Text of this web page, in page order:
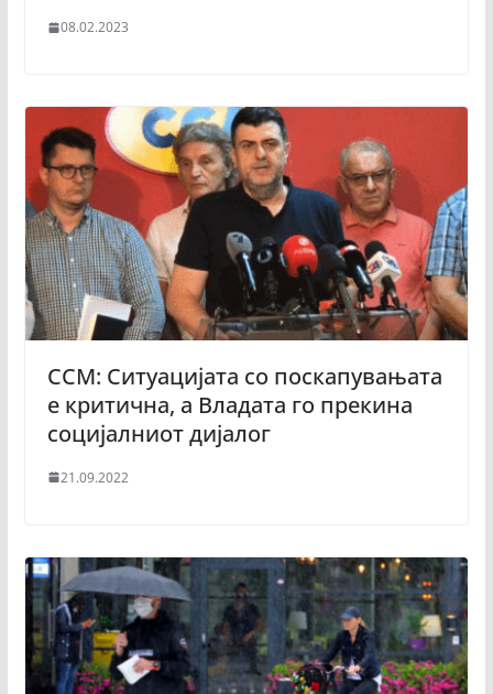
08.02.2023
ССМ: Ситуацијата со поскапувањата
е критична, а Владата го прекина
социјалниот дијалог
21.09.2022